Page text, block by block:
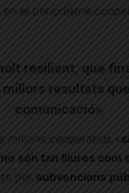
el periodisme
resilient, que
resultats
comunicació»
mitjans cooperatius «
són tan lliures com
per subvencions